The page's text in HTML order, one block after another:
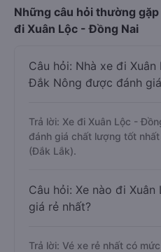
Những câu hỏi thường
đi Xuân Lộc - Đồng Nai
Câu hỏi: Nhà xe đi
Đắk Nông được đánh
Trả lời: Xe đi Xuân Lộc -
đánh giá chất lượng tốt
(Đắk Lắk).
Câu hỏi: Xe nào đi
giá rẻ nhất?
Trả lời: Vé xe rẻ nhất có